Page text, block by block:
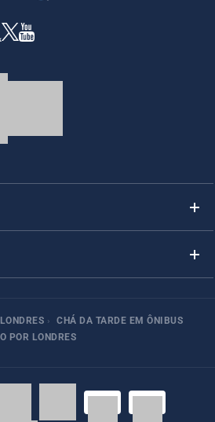
›
CHÁ DA TARDE EM ÔNIBUS
POR LONDRES